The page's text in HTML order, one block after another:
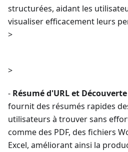
structurées, aidant les
visualiser efficacement leurs
>
>
- Résumé d'URL et
fournit des résumés rapides
utilisateurs à trouver sans
comme des PDF, des fichiers
Excel, améliorant ainsi la